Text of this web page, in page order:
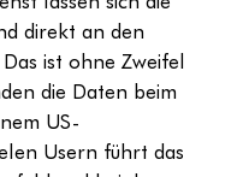
direkt an den
ist ohne Zweifel
die Daten beim
US-
Usern führt das